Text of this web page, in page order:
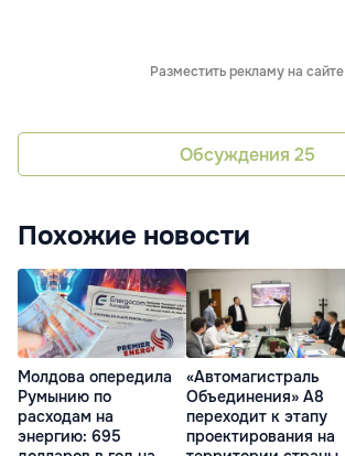
Разместить рекламу на сайте
Обсуждения 25
Похожие новости
Молдова опередила
Румынию по
расходам на
энергию: 695
«Автомагистраль
Объединения» A8
переходит к этапу
проектирования на